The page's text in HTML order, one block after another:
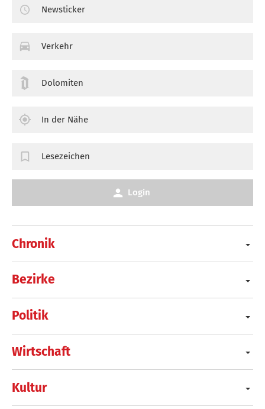
Chronik
Bezirke
Politik
Wirtschaft
Kultur
Newsticker
Verkehr
Dolomiten
In der Nähe
Lesezeichen
Login